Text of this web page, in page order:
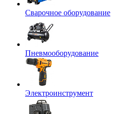
Сварочное оборудование
Пневмооборудование
Электроинструмент